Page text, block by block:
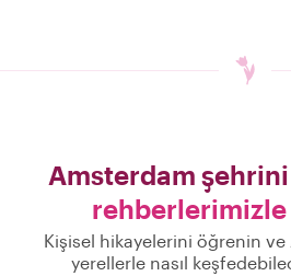
Amsterdam şehrini
rehberlerimizle
Kişisel hikayelerini öğrenin
yerellerle nasıl